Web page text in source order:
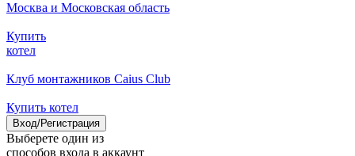
Москва и Московская область
Купить
котел
Клуб монтажников Caius Club
Купить котел
Вход/Регистрация
Выберете один из
способов входа в аккаунт